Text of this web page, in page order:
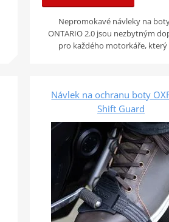
Nepromokavé návleky na
ONTARIO 2.0 jsou nezbytným
pro každého motorkáře, který
Návlek na ochranu boty
Shift Guard